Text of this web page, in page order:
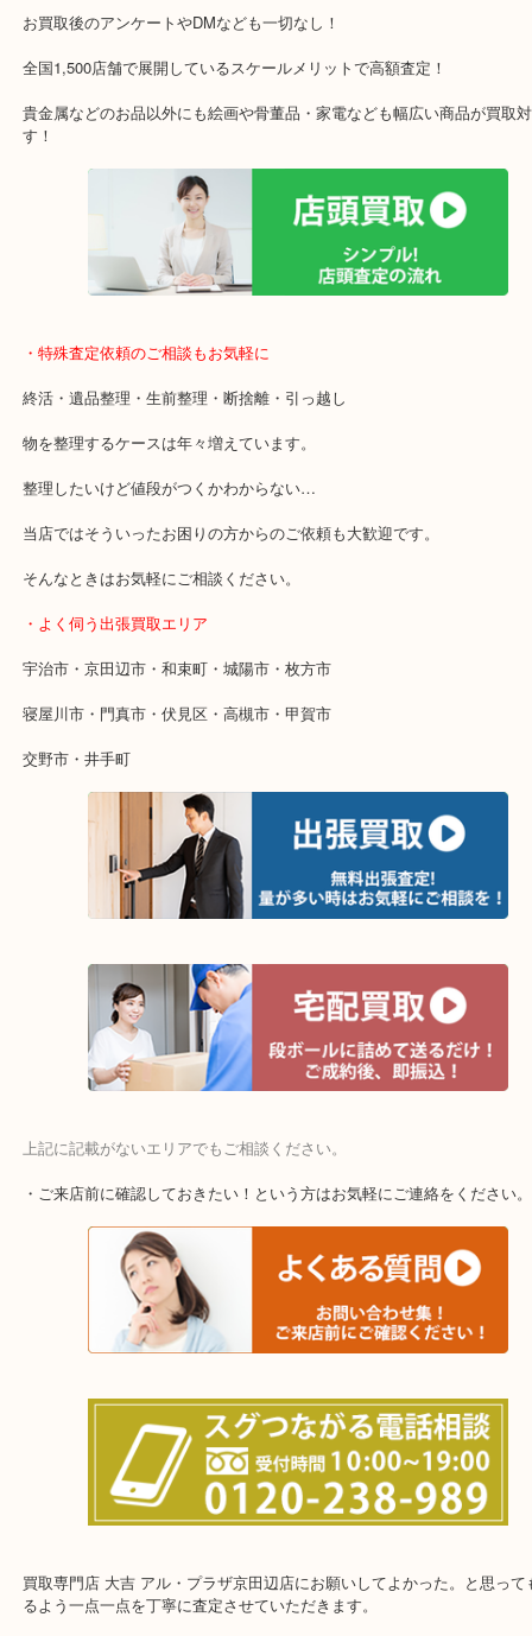
アル・プラザ京田辺店の一階にあり！
施設の屋上にる駐車場は２時間無料！
女性の査定士もいますので初めての方でも安心査定！
ご成約後の営業電話は一切なし！
お買取後のアンケートやDMなども一切なし！
全国1,500店舗で展開しているスケールメリットで高額査定！
す！
・特殊査定依頼のご相談もお気軽に
終活・遺品整理・生前整理・断捨離・引っ越し
物を整理するケースは年々増えています。
整理したいけど値段がつくかわからない…
当店ではそういったお困りの方からのご依頼も大歓迎です。
そんなときはお気軽にご相談ください。
・よく伺う出張買取エリア
宇治市・京田辺市・和束町・城陽市・枚方市
寝屋川市・門真市・伏見区・高槻市・甲賀市
交野市・井手町
上記に記載がないエリアでもご相談ください。
・ご来店前に確認しておきたい！という方はお気軽にご連絡をくだ